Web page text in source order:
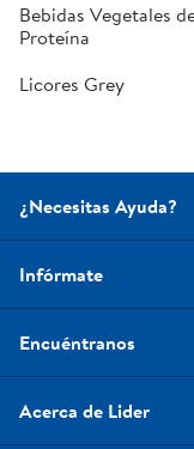
Bebidas Vegetales
Proteína
Licores Grey
¿Necesitas Ayuda?
Infórmate
Encuéntranos
Acerca de Lider